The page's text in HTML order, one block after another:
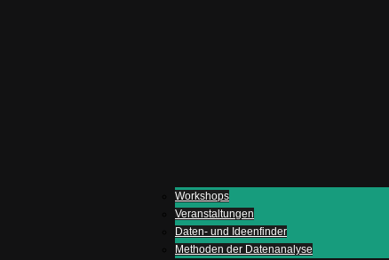
Workshops
Veranstaltungen
Daten- und Ideenfinder
Methoden der Datenanalyse